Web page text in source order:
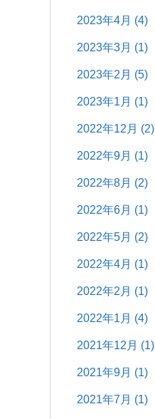
2023年4月 (4)
2023年3月 (1)
2023年2月 (5)
2023年1月 (1)
2022年12月 (2)
2022年9月 (1)
2022年8月 (2)
2022年6月 (1)
2022年5月 (2)
2022年4月 (1)
2022年2月 (1)
2022年1月 (4)
2021年12月 (1)
2021年9月 (1)
2021年7月 (1)